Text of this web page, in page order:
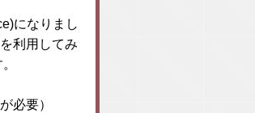
になりまし
利用してみ
必要）